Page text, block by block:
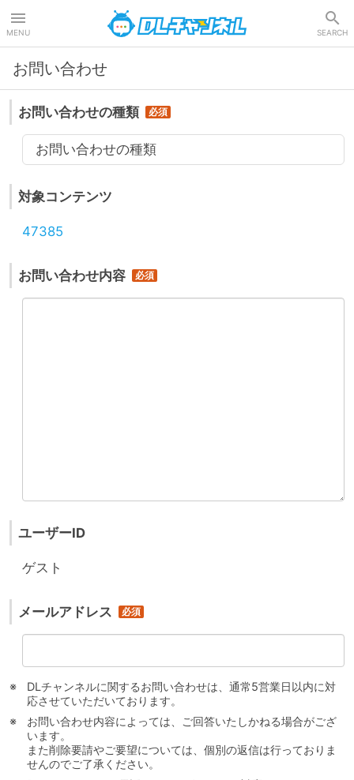
MENU SEARCH
お問い合わせ
お問い合わせの種類
お問い合わせの種類
対象コンテンツ
47385
お問い合わせ内容
ユーザーID
ゲスト
メールアドレス
DLチャンネルに関するお問い合わせは、通常5営業日以内に対
応させていただいております。
お問い合わせ内容によっては、ご回答いたしかねる場合がござ
います。
また削除要請やご要望については、個別の返信は行っておりま
せんのでご了承ください。